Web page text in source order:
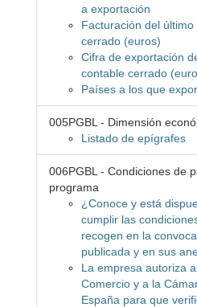
a exportación
Facturación del
cerrado (euros)
Cifra de exportación
contable cerrado
Países a los que
005PGBL - Dimensión
Listado de epígrafes
006PGBL - Condiciones de
programa
¿Conoce y está
cumplir las
recogen en la
publicada y en sus
La empresa autoriza
Comercio y a la
España para que